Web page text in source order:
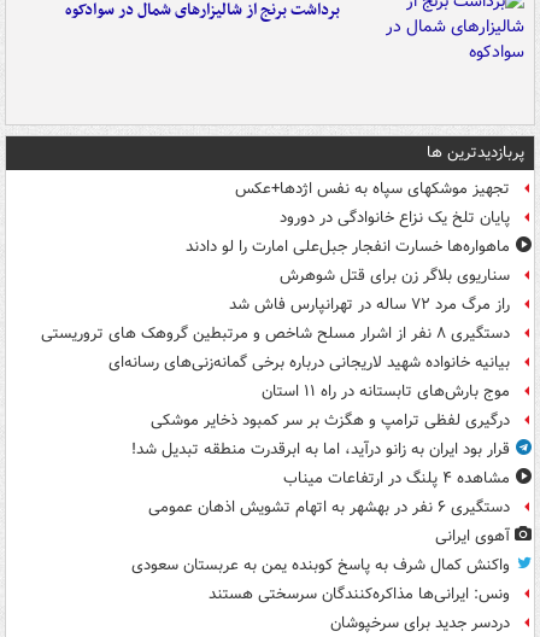
برداشت برنج از شالیزارهای شمال در سوادکوه
پربازدیدترین ها
تجهیز موشکهای سپاه به نفس اژدها+عکس
پایان تلخ یک نزاع خانوادگی در دورود
ماهواره‌ها خسارت انفجار جبل‌علی امارت را لو دادند
سناریوی بلاگر زن برای قتل شوهرش
راز مرگ مرد ۷۲ ساله در تهرانپارس فاش شد
دستگیری ۸ نفر از اشرار مسلح شاخص و مرتبطین گروهک های تروریستی
بیانیه خانواده شهید لاریجانی درباره برخی گمانه‌زنی‌های رسانه‌ای
موج بارش‌های تابستانه در راه ۱۱ استان
درگیری لفظی ترامپ و هگزث بر سر کمبود ذخایر موشکی
قرار بود ایران به زانو درآید، اما به ابرقدرت منطقه تبدیل شد!
مشاهده ۴ پلنگ در ارتفاعات میناب
دستگیری ۶ نفر در بهشهر به اتهام تشویش اذهان عمومی
آهوی ایرانی
واکنش کمال شرف به پاسخ کوبنده یمن به عربستان سعودی
ونس: ایرانی‌ها مذاکره‌کنندگان سرسختی هستند
دردسر جدید برای سرخپوشان